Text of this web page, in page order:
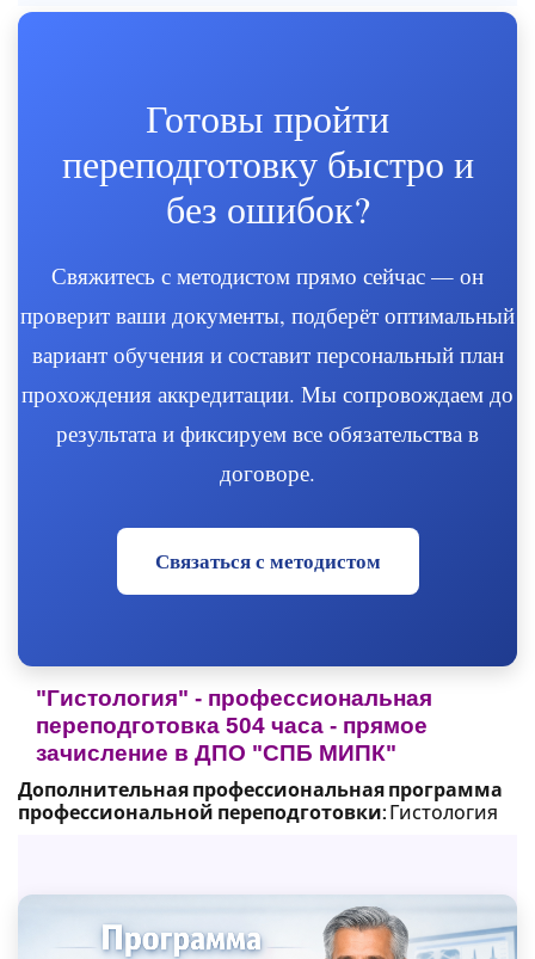
Готовы пройти
переподготовку быстро и
без ошибок?
Свяжитесь с методистом прямо сейчас — он
проверит ваши документы, подберёт оптимальный
вариант обучения и составит персональный план
прохождения аккредитации. Мы сопровождаем до
результата и фиксируем все обязательства в
договоре.
Связаться с методистом
"Гистология" - профессиональная
переподготовка 504 часа - прямое
зачисление в ДПО "СПБ МИПК"
Дополнительная профессиональная программа
профессиональной переподготовки: Гистология